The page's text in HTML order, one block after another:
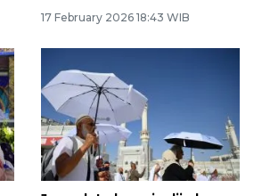
17 February 2026 18:43 WIB